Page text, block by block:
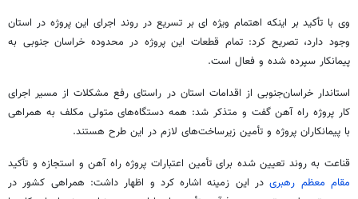
وی با تأکید بر اینکه اهتمام ویژه ایبر تسریع در روند اجرای این پروژه در استان
وجود دارد، تصریح کرد: تمام قطعات این پروژه در محدوده خراسان جنوبی به
پیمانکار سپرده شده و فعال است.
استاندار خراسان‌جنوبی از اقدامات استان در راستای رفع مشکلات از مسیر اجرای
کار پروژه راه آهن گفت و متذکر شد: همه دستگاه‌های متولی مکلف به همراهی
با پیمانکاران پروژه و تأمین زیرساخت‌های لازم در این طرح هستند.
قناعت به روند تعیین شده برای تأمین اعتبارات پروژه راه آهن و استجازهو تأکید
مقام معظم رهبریدر این زمینه اشاره کرد و اظهار داشت: همراهی کشور در